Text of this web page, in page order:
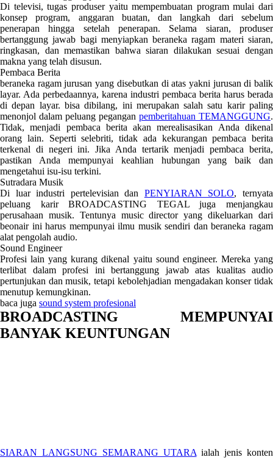
Di televisi, tugas produser yaitu mempembuatan program mulai dari
konsep program, anggaran buatan, dan langkah dari sebelum
penerapan hingga setelah penerapan. Selama siaran, produser
bertanggung jawab bagi menyiapkan beraneka ragam materi siaran,
ringkasan, dan memastikan bahwa siaran dilakukan sesuai dengan
makna yang telah disusun.
Pembaca Berita
beraneka ragam jurusan yang disebutkan di atas yakni jurusan di balik
layar. Ada perbedaannya, karena industri pembaca berita harus berada
di depan layar. bisa dibilang, ini merupakan salah satu karir paling
menonjol dalam peluang pegangan pemberitahuan TEMANGGUNG.
Tidak, menjadi pembaca berita akan merealisasikan Anda dikenal
orang lain. Seperti selebriti, tidak ada kekurangan pembaca berita
terkenal di negeri ini. Jika Anda tertarik menjadi pembaca berita,
pastikan Anda mempunyai keahlian hubungan yang baik dan
mengetahui isu-isu terkini.
Sutradara Musik
Di luar industri pertelevisian dan PENYIARAN SOLO, ternyata
peluang karir BROADCASTING TEGAL juga menjangkau
perusahaan musik. Tentunya music director yang dikeluarkan dari
beonair ini harus mempunyai ilmu musik sendiri dan beraneka ragam
alat pengolah audio.
Sound Engineer
Profesi lain yang kurang dikenal yaitu sound engineer. Mereka yang
terlibat dalam profesi ini bertanggung jawab atas kualitas audio
pertunjukan dan musik, tetapi kebolehjadian mengadakan konser tidak
menutup kemungkinan.
baca juga sound system profesional
BROADCASTING MEMPUNYAI
BANYAK KEUNTUNGAN
SIARAN LANGSUNG SEMARANG UTARA ialah jenis konten